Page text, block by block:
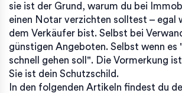
sie ist der Grund, warum du bei
einen Notar verzichten solltest – egal
dem Verkäufer bist. Selbst bei
günstigen Angeboten. Selbst wenn es
schnell gehen soll". Die Vormerkung
Sie ist dein Schutzschild.
In den folgenden Artikeln findest du